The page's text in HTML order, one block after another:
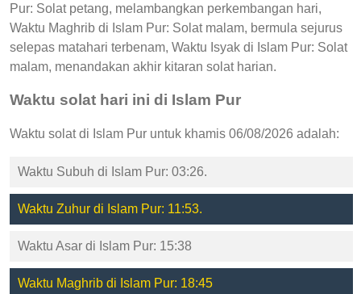
Pur: Solat petang, melambangkan perkembangan hari,
Waktu Maghrib di Islam Pur: Solat malam, bermula sejurus
selepas matahari terbenam, Waktu Isyak di Islam Pur: Solat
malam, menandakan akhir kitaran solat harian.
Waktu solat hari ini di Islam Pur
Waktu solat di Islam Pur untuk khamis 06/08/2026 adalah:
Waktu Subuh di Islam Pur: 03:26.
Waktu Zuhur di Islam Pur: 11:53.
Waktu Asar di Islam Pur: 15:38
Waktu Maghrib di Islam Pur: 18:45